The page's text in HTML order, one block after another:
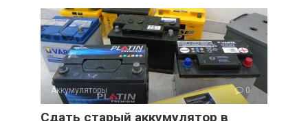
Аккумуляторы 0
Сдать старый аккумулятор в